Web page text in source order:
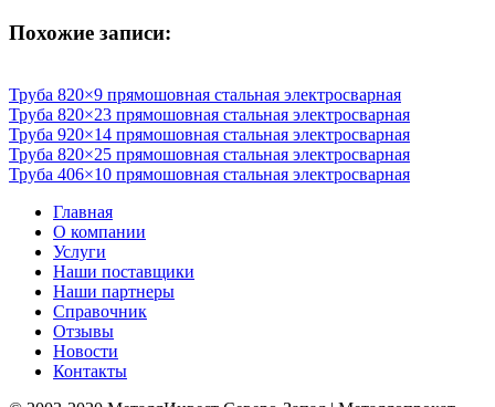
Похожие записи:
Труба 820×9 прямошовная стальная электросварная
Труба 820×23 прямошовная стальная электросварная
Труба 920×14 прямошовная стальная электросварная
Труба 820×25 прямошовная стальная электросварная
Труба 406×10 прямошовная стальная электросварная
Главная
О компании
Услуги
Наши поставщики
Наши партнеры
Справочник
Отзывы
Новости
Контакты